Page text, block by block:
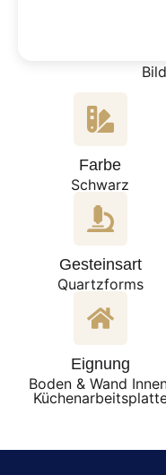
Farbe
Schwarz
Gesteinsart
Quartzforms
Eignung
Boden & Wand